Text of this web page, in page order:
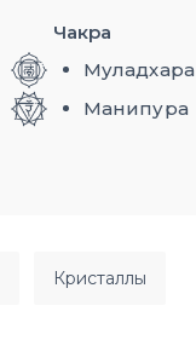
Чакра
Муладхара
Манипура
кристаллы